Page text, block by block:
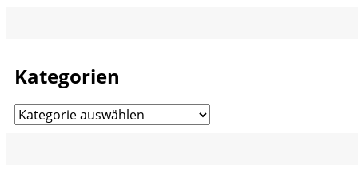
Kategorien
Kategorien